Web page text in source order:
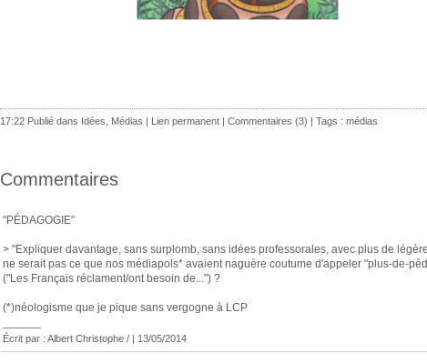
17:22 Publié dans Idées Médias | Lien permanent | Commentaires (3) | Tags : médias
Commentaires
"PÉDAGOGIE"
> "Expliquer davantage, sans surplomb, sans idées professorales, avec plus de
ne serait pas ce que nos médiapols* avaient naguère coutume d'appeler "plus-de-
("Les Français réclament/ont besoin de...") ?
(*)néologisme que je pique sans vergogne à LCP
Écrit par : Albert Christophe / | 13/05/2014